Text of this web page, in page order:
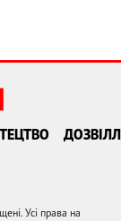
Усі права на